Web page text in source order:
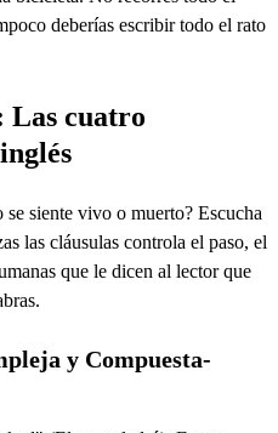
deberías escribir todo el rato
Las cuatro
siente vivo o muerto? Escucha
las cláusulas controla el paso, el
que le dicen al lector que
y Compuesta-